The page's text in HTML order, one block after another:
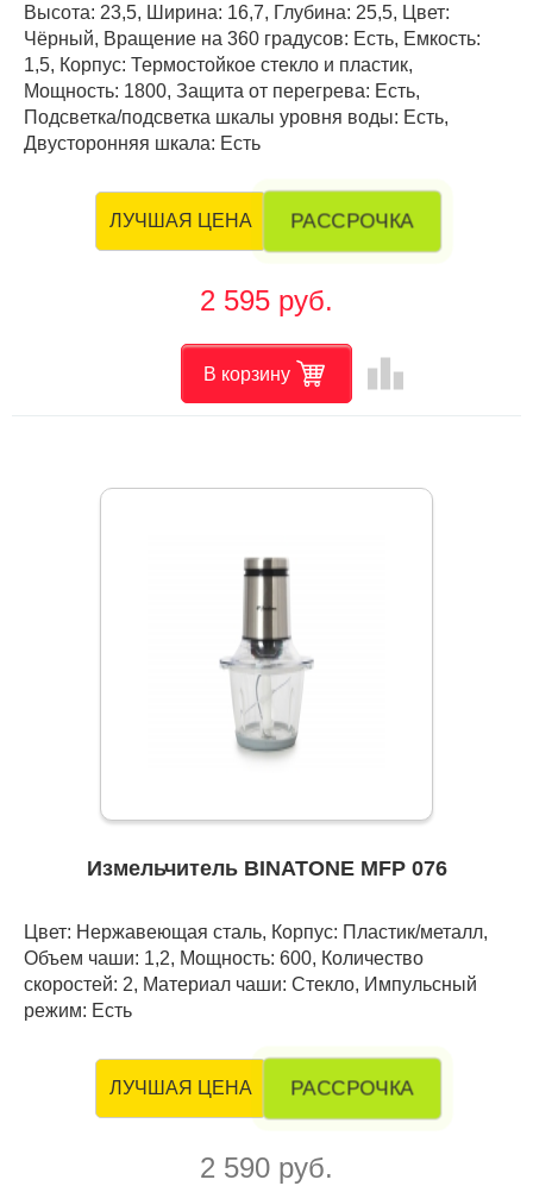
Высота: 23,5, Ширина: 16,7, Глубина: 25,5, Цвет:
Чёрный, Вращение на 360 градусов: Есть, Емкость:
1,5, Корпус: Термостойкое стекло и пластик,
Мощность: 1800, Защита от перегрева: Есть,
Подсветка/подсветка шкалы уровня воды: Есть,
Двусторонняя шкала: Есть
ЛУЧШАЯ ЦЕНА РАССРОЧКА
2 595 руб.
В корзину leaderboard
Измельчитель BINATONE MFP 076
Цвет: Нержавеющая сталь, Корпус: Пластик/металл,
Объем чаши: 1,2, Мощность: 600, Количество
скоростей: 2, Материал чаши: Стекло, Импульсный
режим: Есть
ЛУЧШАЯ ЦЕНА РАССРОЧКА
2 590 руб.